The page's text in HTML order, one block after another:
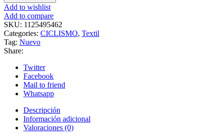
Add to wishlist
Add to compare
SKU: 1125495462
Categories: CICLISMO, Textil
Tag: Nuevo
Share:
Twitter
Facebook
Mail to friend
Whatsapp
Descripción
Información adicional
Valoraciones (0)